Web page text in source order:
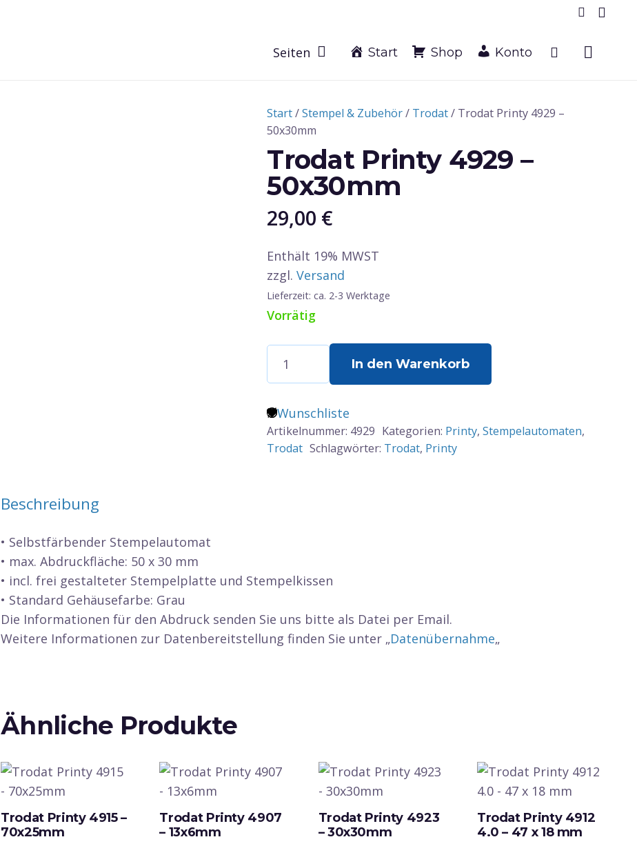
Seiten Start Shop Konto
Start/Stempel & Zubehör/ Trodat/ Trodat Printy 4929 –
50x30mm
Trodat Printy 4929 –
50x30mm
29,00 €
Enthält 19% MWST
zzgl.Versand
Lieferzeit: ca. 2-3 Werktage
Vorrätig
Printy
-
50x30mm
Menge
In den Warenkorb
Wunschliste
Artikelnummer: 4929 Kategorien: Printy, Stempelautomaten,
Trodat Schlagwörter: Trodat, Printy
Beschreibung
• Selbstfärbender Stempelautomat
• max. Abdruckfläche: 50 x 30 mm
• incl. frei gestalteter Stempelplatte und Stempelkissen
• Standard Gehäusefarbe: Grau
Die Informationen für den Abdruck senden Sie uns bitte als Datei per Email.
Weitere Informationen zur Datenbereitstellung finden Sie unter „Datenübernahme„
Ähnliche Produkte
Trodat Printy 4915 –
70x25mm
Trodat Printy 4907
– 13x6mm
Trodat Printy 4923
– 30x30mm
Trodat Printy 4912
4.0 – 47 x 18 mm